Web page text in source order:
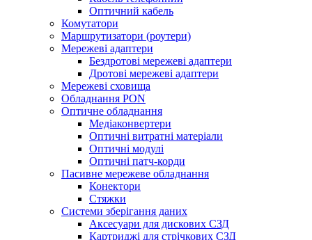
Оптичний кабель
Комутатори
Маршрутизатори (роутери)
Мережеві адаптери
Бездротові мережеві адаптери
Дротові мережеві адаптери
Мережеві сховища
Обладнання PON
Оптичне обладнання
Медіаконвертери
Оптичні витратні матеріали
Оптичні модулі
Оптичні патч-корди
Пасивне мережеве обладнання
Конектори
Стяжки
Системи зберігання даних
Аксесуари для дискових СЗД
Картриджі для стрічкових СЗД